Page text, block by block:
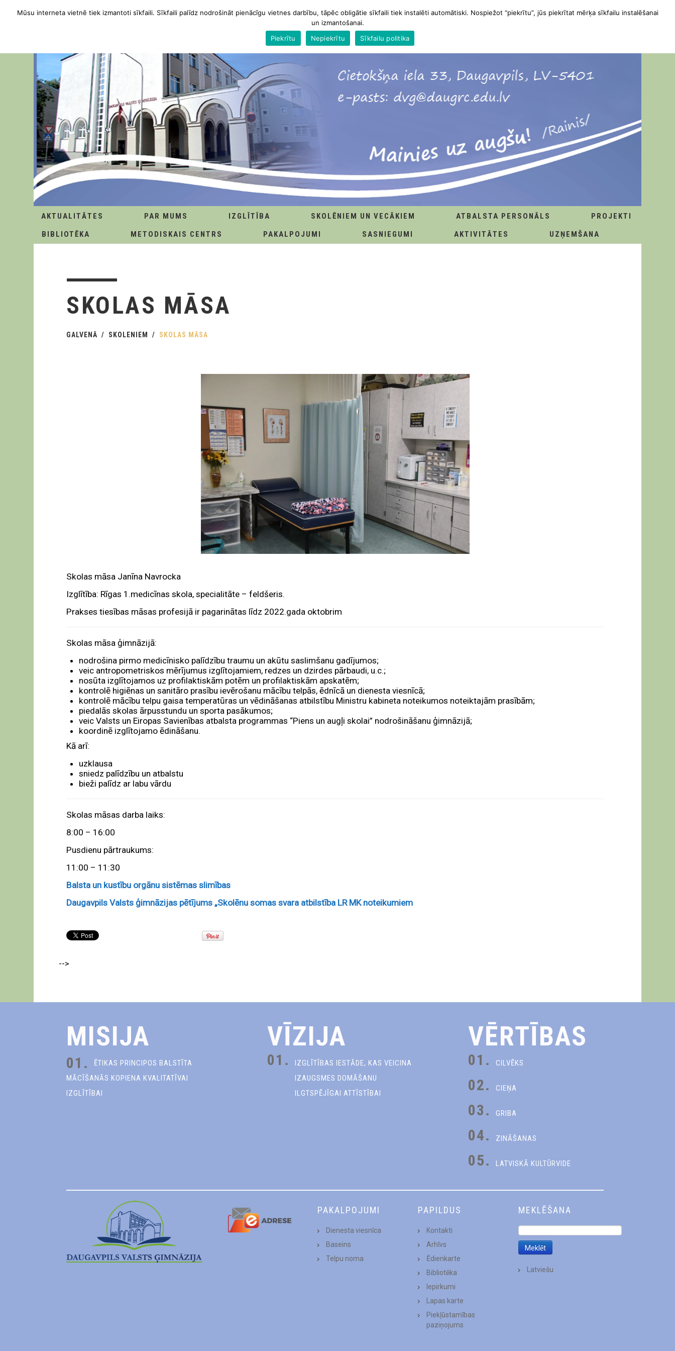
AKTUALITĀTES PAR MUMS IZGLĪTĪBA SKOLĒNIEM UN VECĀKIEM ATBALSTA PERSONĀLS
PROJEKTI
BIBLIOTĒKA
METODISKAIS CENTRS PAKALPOJUMI SASNIEGUMI AKTIVITĀTES UZŅEMŠANA
SKOLAS MĀSA
GALVENĀ SKOLENIEM SKOLAS MĀSA
Skolas māsa Janīna Navrocka
Izglītība: Rīgas 1.medicīnas skola, specialitāte – feldšeris.
Prakses tiesības māsas profesijā ir pagarinātas līdz 2022.gada oktobrim
Skolas māsa ģimnāzijā:
nodrošina pirmo medicīnisko palīdzību traumu un akūtu saslimšanu gadījumos;
veic antropometriskos mērījumus izglītojamiem, redzes un dzirdes pārbaudi, u.c.;
nosūta izglītojamos uz profilaktiskām potēm un profilaktiskām apskatēm;
kontrolē higiēnas un sanitāro prasību ievērošanu mācību telpās, ēdnīcā un dienesta viesnīcā;
kontrolē mācību telpu gaisa temperatūras un vēdināšanas atbilstību Ministru kabineta noteikumos noteiktajām prasībām;
piedalās skolas ārpusstundu un sporta pasākumos;
veic Valsts un Eiropas Savienības atbalsta programmas “Piens un augļi skolai” nodrošināšanu ģimnāzijā;
koordinē izglītojamo ēdināšanu.
Kā arī:
uzklausa
sniedz palīdzību un atbalstu
bieži palīdz ar labu vārdu
Skolas māsas darba laiks:
8:00 – 16:00
Pusdienu pārtraukums:
11:00 – 11:30
Balsta un kustību orgānu sistēmas slimības
Daugavpils Valsts ģimnāzijas pētījums „Skolēnu somas svara atbilstība LR MK noteikumiem
-->
MISIJA
01.
ĒTIKAS PRINCIPOS BALSTĪTA
MĀCĪŠANĀS KOPIENA KVALITATĪVAI
IZGLĪTĪBAI
VĪZIJA
01.
IZGLĪTĪBAS IESTĀDE, KAS VEICINA
IZAUGSMES DOMĀŠANU
ILGTSPĒJĪGAI ATTĪSTĪBAI
VĒRTĪBAS
01. CILVĒKS
02. CIEŅA
03. GRIBA
04. ZINĀŠANAS
05. LATVISKĀ KULTŪRVIDE
PAKALPOJUMI
Dienesta viesnīca
Baseins
Telpu noma
PAPILDUS
Kontakti
Arhīvs
Ēdienkarte
Bibliotēka
Iepirkumi
Lapas karte
Piekļūstamības
paziņojums
MEKLĒŠANA
Latviešu
Mūsu interneta vietnē tiek izmantoti sīkfaili. Sīkfaili palīdz nodrošināt pienācīgu vietnes darbību, tāpēc obligātie sīkfaili tiek instalēti automātiski. Nospiežot “piekrītu”, jūs piekrītat mērķa sīkfailu instalēšanai
un izmantošanai.
Piekrītu
Nepiekrītu Sīkfailu politika